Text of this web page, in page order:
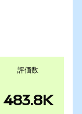
評価数
483.8K